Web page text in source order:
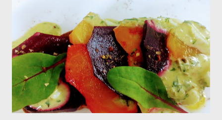
und zarte Vogelmiere mit dazu. Rezept für 4 Personen 600 g
weißer Spargel 400 g grüner Spargel 1 Knolle Ringelbete ½
Bund Frühlingslauch Vogelmiere nach Bedarf 400 g Erdbeeren
Salz und Pfeffer nach Geschmack Den weißen Spargel 10
Minuten in Salzwasser kochen und den grünen Spargel 3
Minuten in Salzwasser gleichfalls bissfest kochen. Beide
Gemüse kurz in kaltem Wasse...